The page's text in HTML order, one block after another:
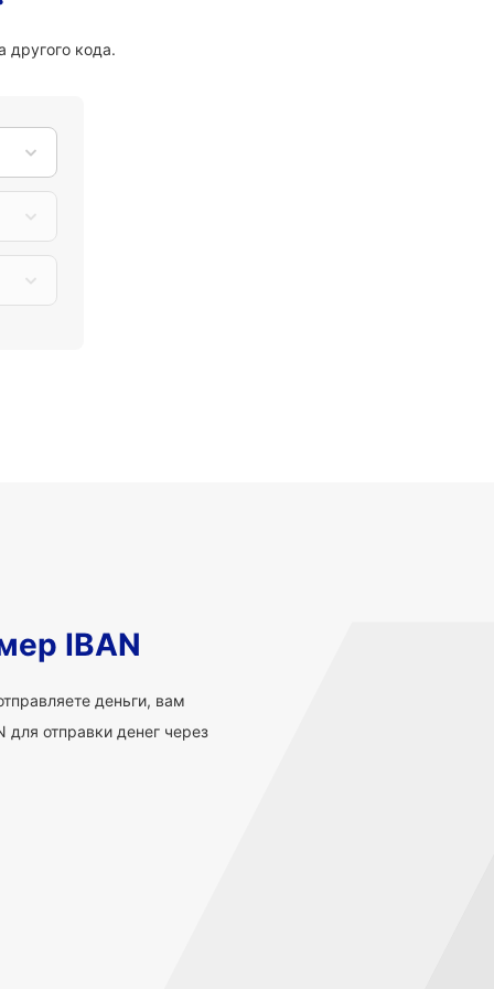
другого кода.
IBAN
деньги, вам
отправки денег через